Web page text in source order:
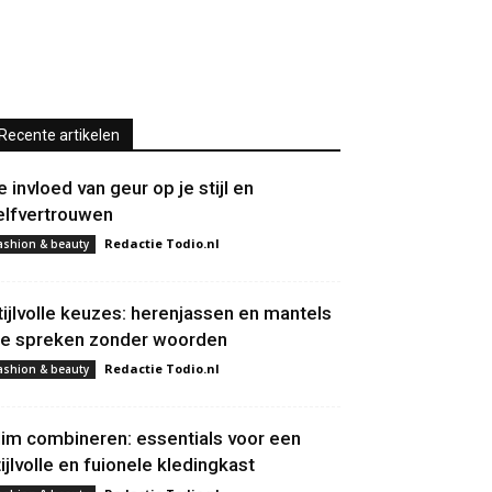
Recente artikelen
invloed van geur op je stijl en
& beauty Redactie Todio.nl
keuzes: herenjassen en mantels
spreken zonder woorden
& beauty Redactie Todio.nl
combineren: essentials voor een
en fuionele kledingkast